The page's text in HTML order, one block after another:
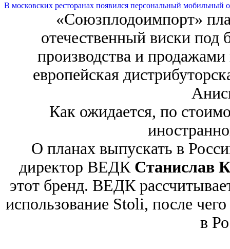
В московских ресторанах появился персональный мобильный
«Союзплодоимпорт»
отечественный виски
производства и
европейская
Как ожидается, по
О планах выпускать в
директор ВЕДК Станислав
этот бренд. ВЕДК
использование Stoli, после
в